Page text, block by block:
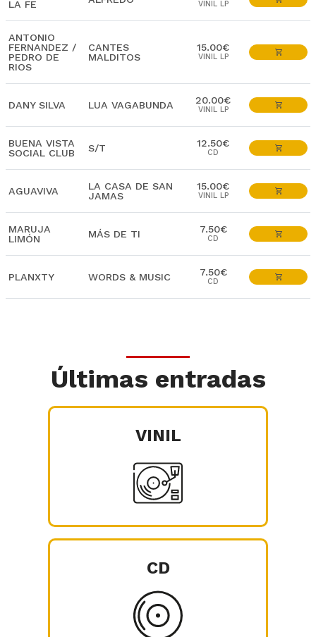
LA FE
VINIL LP
ANTONIO
FERNANDEZ /
PEDRO DE
RIOS
CANTES
MALDITOS
15.00€
VINIL LP
DANY SILVA LUA VAGABUNDA 20.00€
VINIL LP
BUENA VISTA
SOCIAL CLUB
S/T 12.50€
CD
AGUAVIVA
LA CASA DE SAN
JAMAS
15.00€
VINIL LP
MARUJA
LIMÓN
MÁS DE TI 7.50€
CD
PLANXTY WORDS & MUSIC 7.50€
CD
Últimas entradas
VINIL
CD